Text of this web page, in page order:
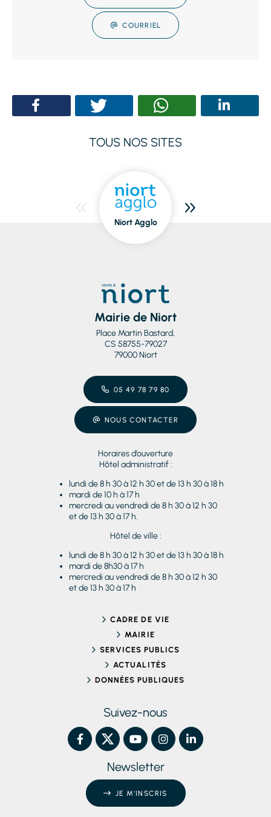
COURRIEL
TOUS NOS SITES
Niort Agglo
Mairie de Niort
Place Martin Bastard,
CS 58755-79027
79000 Niort
05 49 78 79 80
NOUS CONTACTER
Horaires d’ouverture
Hôtel administratif :
lundi de 8 h 30 à 12 h 30 et de 13 h 30 à 18 h
mardi de 10 h à 17 h
mercredi au vendredi de 8 h 30 à 12 h 30
et de 13 h 30 à 17 h.
Hôtel de ville :
lundi de 8 h 30 à 12 h 30 et de 13 h 30 à 18 h
mardi de 8h30 à 17 h
mercredi au vendredi de 8 h 30 à 12 h 30
et de 13 h 30 à 17 h
CADRE DE VIE
MAIRIE
SERVICES PUBLICS
ACTUALITÉS
DONNÉES PUBLIQUES
Suivez-nous
Newsletter
JE M'INSCRIS